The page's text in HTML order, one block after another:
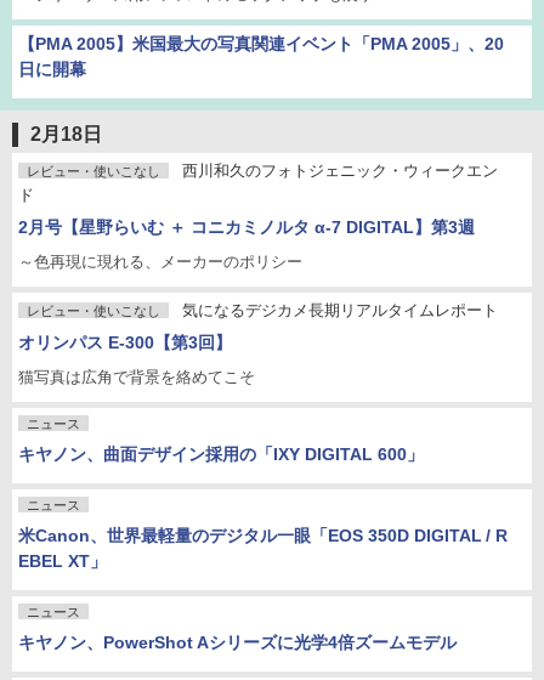
【PMA 2005】米国最大の写真関連イベント「PMA 2005」、20
日に開幕
2月18日
レビュー・使いこなし
西川和久のフォトジェニック・ウィークエン
ド
2月号【星野らいむ ＋ コニカミノルタ α-7 DIGITAL】第3週
～色再現に現れる、メーカーのポリシー
レビュー・使いこなし 気になるデジカメ長期リアルタイムレポート
オリンパス E-300【第3回】
猫写真は広角で背景を絡めてこそ
ニュース
キヤノン、曲面デザイン採用の「IXY DIGITAL 600」
ニュース
米Canon、世界最軽量のデジタル一眼「EOS 350D DIGITAL / R
EBEL XT」
ニュース
キヤノン、PowerShot Aシリーズに光学4倍ズームモデル